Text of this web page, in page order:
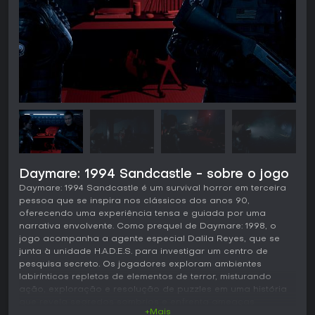
Daymare: 1994 Sandcastle - sobre o jogo
Daymare: 1994 Sandcastle é um survival horror em terceira
pessoa que se inspira nos clássicos dos anos 90,
oferecendo uma experiência tensa e guiada por uma
narrativa envolvente. Como prequel de Daymare: 1998, o
jogo acompanha a agente especial Dalila Reyes, que se
junta à unidade H.A.D.E.S. para investigar um centro de
pesquisa secreto. Os jogadores exploram ambientes
labirínticos repletos de elementos de terror, misturando
ação, exploração e resolução de puzzles em uma história
+Mais